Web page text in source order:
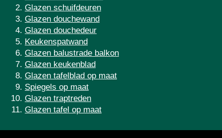
Glazen schuifdeuren
Glazen douchewand
Glazen douchedeur
Keukenspatwand
Glazen balustrade balkon
Glazen keukenblad
Glazen tafelblad op maat
Spiegels op maat
Glazen traptreden
Glazen tafel op maat